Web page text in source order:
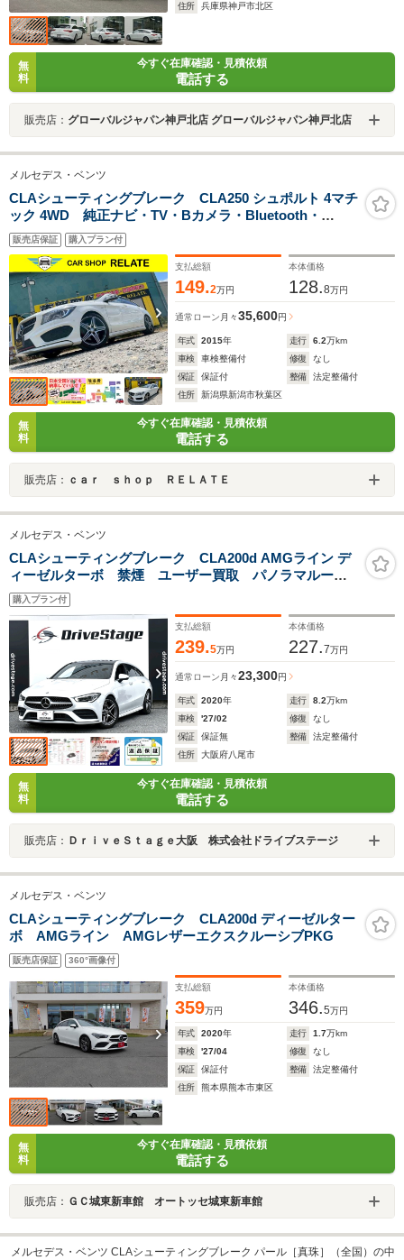
住所 兵庫県神戸市北区
無
料
今すぐ在庫確認・見積依頼
電話する
販売店： グローバルジャパン神戸北店 グローバルジャパン神戸北店
メルセデス・ベンツ
CLAシューティングブレーク CLA250 シュポルト 4マチ
ック 4WD 純正ナビ・TV・Bカメラ・Bluetooth・
ETC・パワーバックドア・クルーズコントロール・サン
ルーフ・ドライブレコーダー
販売店保証 購入プラン付
支払総額
149.2万円
本体価格
128.8万円
通常ローン 月々35,600円
年式 2015年 走行 6.2万km
車検
車検整備付 修復
なし
保証
保証付 整備
法定整備付
住所
新潟県新潟市秋葉区
無
料
今すぐ在庫確認・見積依頼
電話する
販売店： ｃａｒ ｓｈｏｐ ＲＥＬＡＴＥ
メルセデス・ベンツ
CLAシューティングブレーク CLA200d AMGライン デ
ィーゼルターボ 禁煙 ユーザー買取 パノラマルー
フ レーダークルーズ 360°カメラ パワーシート シ
ートヒーター パワーバックドア フルセグ
Bluetooth ドラレコ BSM HUD 前後ソナー LED
ヘッド
購入プラン付
支払総額
239.5万円
本体価格
227.7万円
通常ローン 月々23,300円
年式 2020年 走行 8.2万km
車検
'27/02 修復
なし
保証
保証無 整備
法定整備付
住所
大阪府八尾市
無
料
今すぐ在庫確認・見積依頼
電話する
販売店： ＤｒｉｖｅＳｔａｇｅ大阪 株式会社ドライブステージ
メルセデス・ベンツ
CLAシューティングブレーク CLA200d ディーゼルター
ボ AMGライン AMGレザーエクスクルーシブPKG
販売店保証 360°画像付
支払総額
359万円
本体価格
346.5万円
年式 2020年 走行 1.7万km
車検
'27/04 修復
なし
保証
保証付 整備
法定整備付
住所
熊本県熊本市東区
無
料
今すぐ在庫確認・見積依頼
電話する
販売店： ＧＣ城東新車館 オートッセ城東新車館
メルセデス・ベンツ CLAシューティングブレーク パール［真珠］（全国）の中